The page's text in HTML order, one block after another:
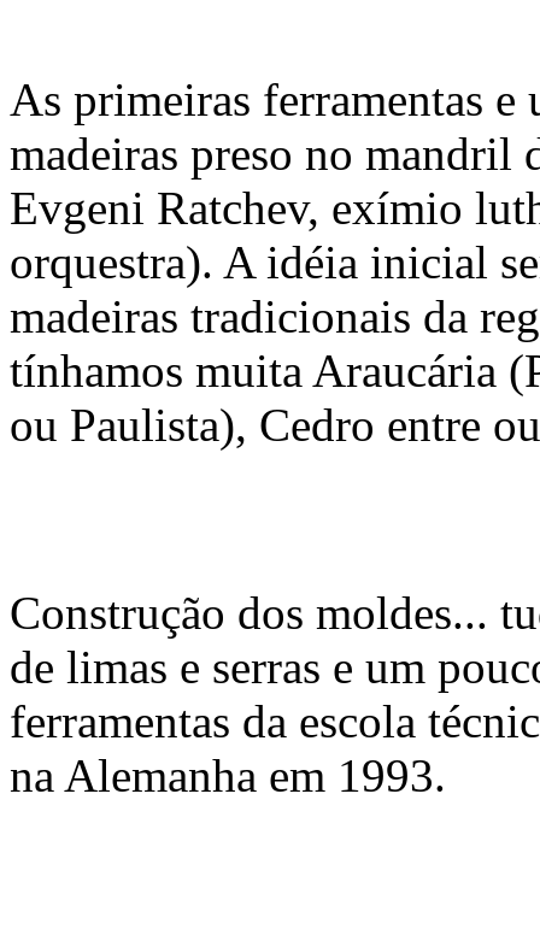
As primeiras ferramentas
madeiras preso no mandril
Evgeni Ratchev, exímio
orquestra). A idéia inicial
madeiras tradicionais da
tínhamos muita Araucária
ou Paulista), Cedro entre
Construção dos moldes...
de limas e serras e um
ferramentas da escola
na Alemanha em 1993.